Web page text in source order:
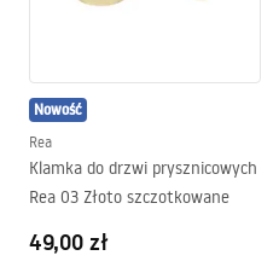
Nowość
Rea
Klamka do drzwi prysznicowych
Rea 03 Złoto szczotkowane
49,00 zł